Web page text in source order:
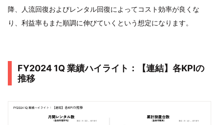
降、人流回復およびレンタル回復によってコスト効率が良くな
り、利益率もまた順調に伸びていくという想定になります。
FY2024 1Q 業績ハイライト：【連結】各KPIの
推移